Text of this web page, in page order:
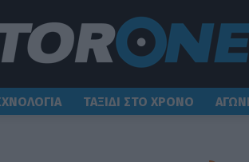
ΤΑΞΙΔΙ ΣΤΟ ΧΡΟΝΟ